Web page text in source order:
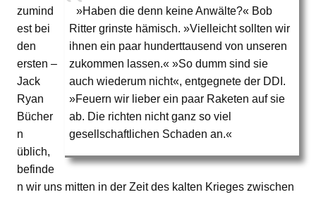
»Haben die denn keine Anwälte?« Bob
Ritter grinste hämisch. »Vielleicht sollten wir
ihnen ein paar hunderttausend von unseren
zukommen lassen.« »So dumm sind sie
auch wiederum nicht«, entgegnete der DDI.
»Feuern wir lieber ein paar Raketen auf sie
ab. Die richten nicht ganz so viel
gesellschaftlichen Schaden an.«
zumind
est bei
den
ersten –
Jack
Ryan
Bücher
n
üblich,
befinde
n wir uns mitten in der Zeit des kalten Krieges zwischen